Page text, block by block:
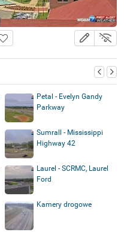
Petal - Evelyn Gandy
Parkway
Sumrall - Mississippi
Highway 42
Laurel - SCRMC, Laurel
Ford
Kamery drogowe